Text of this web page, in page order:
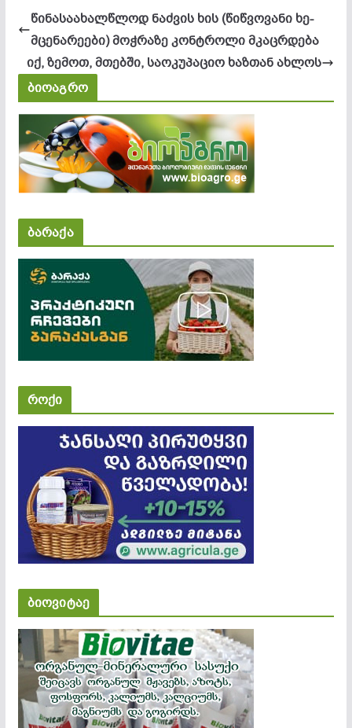
წინასაახალწლოდ ნაძვის ხის (წიწვოვანი ხე-
მცენარეები) მოჭრაზე კონტროლი მკაცრდება
იქ, ზემოთ, მთებში, საოკუპაციო ხაზთან ახლოს
ბიოაგრო
ბარაქა
როქი
ბიოვიტაე